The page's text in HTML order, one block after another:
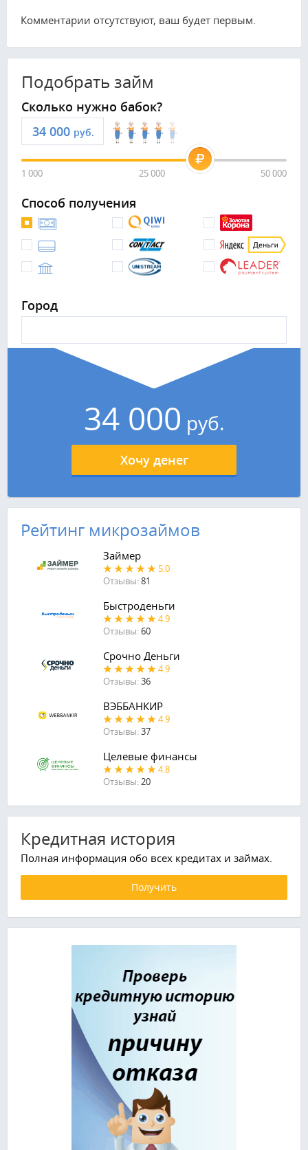
Комментарии отсутствуют, ваш будет первым.
Подобрать займ
Сколько нужно бабок?
руб.
1 000 25 000 50 000
Способ получения
Город
34 000 руб.
Хочу денег
Рейтинг микрозаймов
Займер
5.0
Отзывы:81
Быстроденьги
4.9
Отзывы:60
Срочно Деньги
4.9
Отзывы:36
ВЭББАНКИР
4.9
Отзывы:37
Целевые финансы
4.8
Отзывы:20
Кредитная история
Полная информация обо всех кредитах и займах.
Получить